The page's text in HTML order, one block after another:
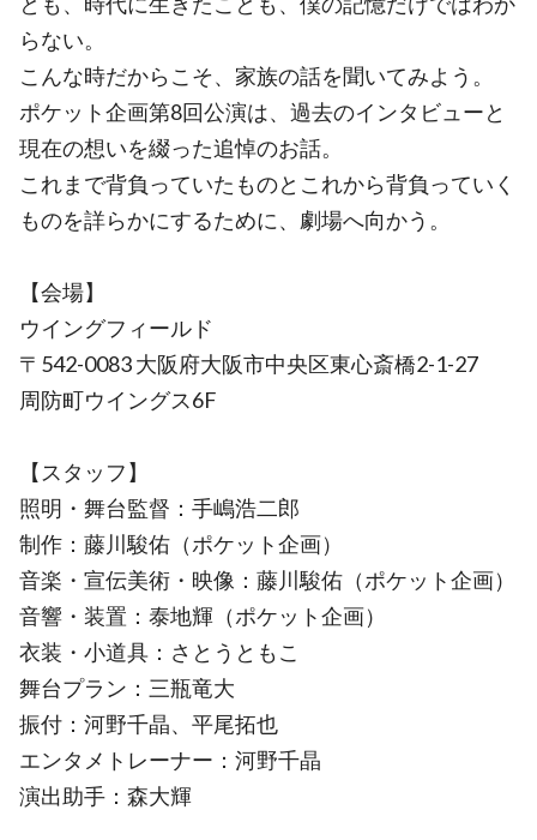
らない。
こんな時だからこそ、家族の話を聞いてみよう。
ポケット企画第8回公演は、過去のインタビューと
現在の想いを綴った追悼のお話。
これまで背負っていたものとこれから背負っていく
ものを詳らかにするために、劇場へ向かう。
【会場】
ウイングフィールド
〒542-0083 大阪府大阪市中央区東心斎橋2-1-27
周防町ウイングス6F
【スタッフ】
照明・舞台監督：手嶋浩二郎
制作：藤川駿佑（ポケット企画）
音楽・宣伝美術・映像：藤川駿佑（ポケット企画）
音響・装置：泰地輝（ポケット企画）
衣装・小道具：さとうともこ
舞台プラン：三瓶竜大
振付：河野千晶、平尾拓也
エンタメトレーナー：河野千晶
演出助手：森大輝